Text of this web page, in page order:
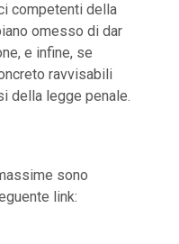
competenti della
omesso di dar
e infine, se
ravvisabili
della legge penale.
sono
link: